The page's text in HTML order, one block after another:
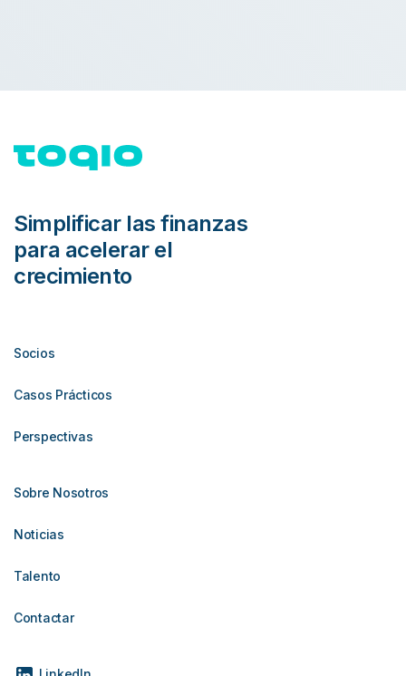
Simplificar las finanzas
para acelerar el
crecimiento
Socios
Casos Prácticos
Perspectivas
Sobre Nosotros
Noticias
Talento
Contactar